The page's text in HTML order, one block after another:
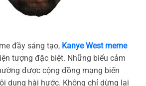
đầy sáng tạo, Kanye West meme
tượng đặc biệt. Những biểu cảm
được cộng đồng mạng biến
dung hài hước. Không chỉ dừng lại